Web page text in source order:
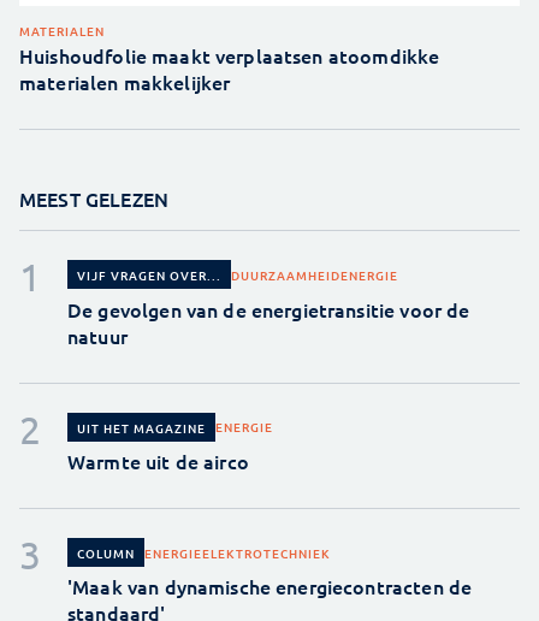
MATERIALEN
Huishoudfolie maakt verplaatsen atoomdikke
materialen makkelijker
MEEST GELEZEN
VIJF VRAGEN OVER... DUURZAAMHEIDENERGIE
De gevolgen van de energietransitie voor de
natuur
UIT HET MAGAZINE ENERGIE
Warmte uit de airco
COLUMN ENERGIEELEKTROTECHNIEK
'Maak van dynamische energiecontracten de
standaard'